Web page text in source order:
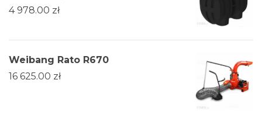
4 978.00 zł
Weibang Rato R670
16 625.00 zł